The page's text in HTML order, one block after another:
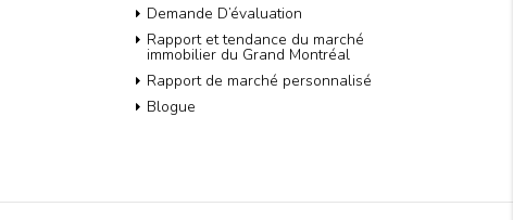
Demande D’évaluation
Rapport et tendance du marché
immobilier du Grand Montréal
Rapport de marché personnalisé
Blogue